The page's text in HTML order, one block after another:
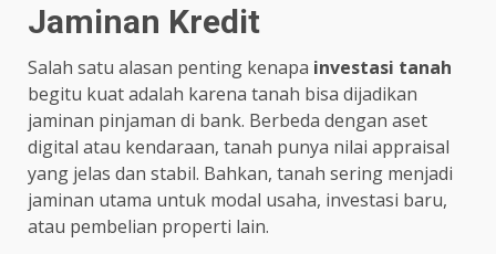
Jaminan Kredit
Salah satu alasan penting kenapa investasi tanah
begitu kuat adalah karena tanah bisa dijadikan
jaminan pinjaman di bank. Berbeda dengan aset
digital atau kendaraan, tanah punya nilai appraisal
yang jelas dan stabil. Bahkan, tanah sering menjadi
jaminan utama untuk modal usaha, investasi baru,
atau pembelian properti lain.